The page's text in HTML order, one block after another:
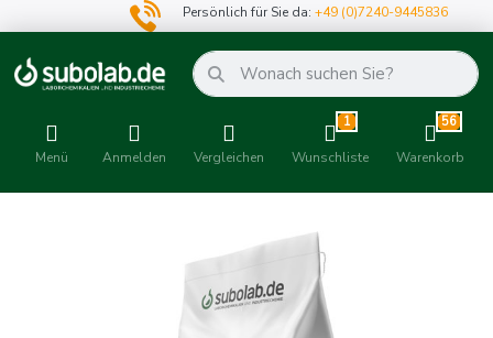
Persönlich für Sie da:+49 (0)7240-9445836
Menü Anmelden Vergleichen
1
Wunschliste
56
Warenkorb